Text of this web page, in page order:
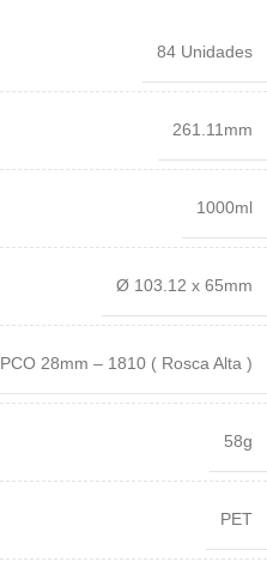
84 Unidades
261.11mm
1000ml
Ø 103.12 x 65mm
PCO 28mm – 1810 ( Rosca Alta )
58g
PET